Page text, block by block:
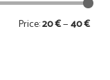
Price:20 €—40 €